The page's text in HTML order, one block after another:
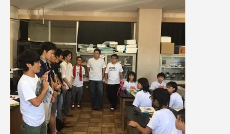
ニュースリリース
卒業にあたってのアンケート